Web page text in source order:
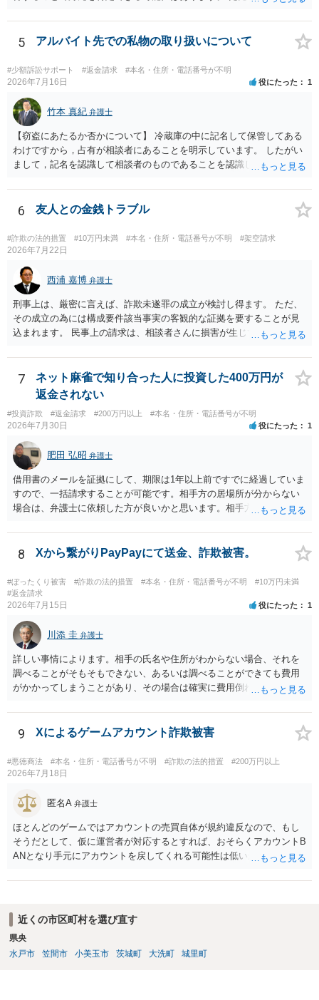
ろです。 LINEについても、詐欺の事案であれば照会できる可能性はあ
りますが、携帯電話の番号を経由する方法より難しくなります。 身元
を特定した後は、返金の理屈があるかどうかを確認していきます。 基
本的に贈与に該当する場合には返金請求ができません。 詐欺を含め、
当方に返金の理屈があるかどうかを確認していきます。 さらに、渡し
た金額について、裏付けがあるかどうかも精査します。 上記を経て、
身元の特定、返金の理屈があると判断できるのであれば、まずは交渉
からスタートすることになるでしょう。 ご理解のとおり、詐欺である
ことの立証は簡単ではありません。 刑事事件化が出来るのであれば、
返金交渉で有利になる可能性がありますが、民事上の詐欺の立証以上
に難しいところがあります。 こちらについては、一度、最寄りの警察
良いかと思います。
5 アルバイト先での私物の取り扱いについて
#少額訴訟サポート #返金請求 #本名・住所・電話番号が不明
2026年7月16日 役にたった 1
竹本 真紀 弁護士
【窃盗にあたるか否かについて】 冷蔵庫の中に記名して保管してある
わけですから，占有が相談者にあることを明示しています。 したがい
まして，記名を認識して相談者のものであることを認識していながら
盗罪が成立します。 しかし，窃盗罪は，故意犯です。 過失犯の場合に
は，窃盗罪は成立しません。処罰規定がないからです。 おそらく，持
ち出した方は，相談者の記名に気づかず，自分のものと間違えて持ち
出してしまったのでしょう。 残っているのが無記名（つまり，自分の
物に記名していない）のようですから，記名を気にしていない方だと
思います。 この場合は，過失にすぎませんから，窃盗罪は成立せず，
刑事的処罰を求めることはできません。 【弁償してもらうことは可能
か】 刑事ではなく民事の場合，不法行為に基づく損害賠償請求が問題
となります。 不法行為に基づく損害賠償請求は，故意だけではなく過
失も対象となります。 したがいまして，弁償してもらうことは可能で
す。 ただし，間違えた方が誰かわかることが重要にはなります。
6 友人との金銭トラブル
#詐欺の法的措置 #10万円未満 #本名・住所・電話番号が不明 #架空請求
2026年7月22日
西浦 嘉博 弁護士
刑事上は、厳密に言えば、詐欺未遂罪の成立が検討し得ます。 ただ、
その成立の為には構成要件該当事実の客観的な証拠を要することが見
込まれます。 民事上の請求は、相談者さんに損害が生じていない以
い場合、最寄りの法律事務所での相談を検討ください。 上記、ご参考
ください。
7
ネット麻雀で知り合った人に投資した400万円が
返金されない
#投資詐欺 #返金請求 #200万円以上 #本名・住所・電話番号が不明
2026年7月30日 役にたった 1
肥田 弘昭 弁護士
借用書のメールを証拠にして、期限は1年以上前ですでに経過していま
すので、一括請求することが可能です。相手方の居場所が分からない
場合は、弁護士に依頼した方が良いかと思います。相手方の居場所が
さい。
8 Xから繋がりPayPayにて送金、詐欺被害。
#ぼったくり被害 #詐欺の法的措置 #本名・住所・電話番号が不明
#10万円未満
#返金請求
2026年7月15日 役にたった 1
川添 圭 弁護士
詳しい事情によります。相手の氏名や住所がわからない場合、それを
調べることがそもそもできない、あるいは調べることができても費用
がかかってしまうことがあり、その場合は確実に費用倒れになりそう
9 Xによるゲームアカウント詐欺被害
#悪徳商法 #本名・住所・電話番号が不明 #詐欺の法的措置 #200万円以上
2026年7月18日
匿名A 弁護士
ほとんどのゲームではアカウントの売買自体が規約違反なので、もし
そうだとして、仮に運営者が対応するとすれば、おそらくアカウントB
ANとなり手元にアカウントを戻してくれる可能性は低いかもしれませ
絶）を食らう可能性があります。RMTが許されているゲーム（海外の
変わるかもしれませんが…
近くの市区町村を選び直す
県央
水戸市
笠間市 小美玉市 茨城町 大洗町 城里町